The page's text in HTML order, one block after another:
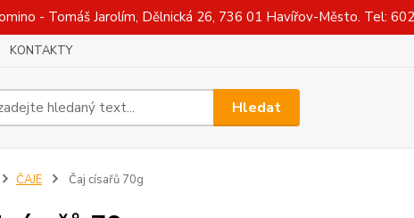
- Tomáš Jarolím, Dělnická 26, 736 01 Havířov-Město. Tel:
KONTAKTY
Hledat
ČAJE Čaj císařů 70g